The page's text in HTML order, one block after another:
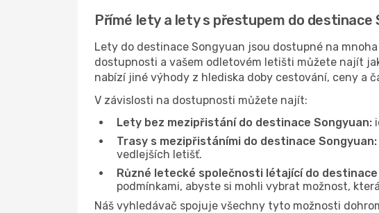
Přímé lety a lety s přestupem do destinace
Lety do destinace Songyuan jsou dostupné na
dostupnosti a vašem odletovém letišti můžete najít
nabízí jiné výhody z hlediska doby cestování, ceny a
V závislosti na dostupnosti můžete najít:
Lety bez mezipřistání do destinace Songyuan:
Trasy s mezipřistáními do destinace Songyuan:
vedlejších letišť.
Různé letecké společnosti létající do destinace
podmínkami, abyste si mohli vybrat možnost,
Náš vyhledávač spojuje všechny tyto možnosti